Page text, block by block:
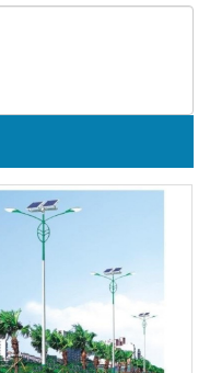
TIN DÙNG LẦN VII - 2020